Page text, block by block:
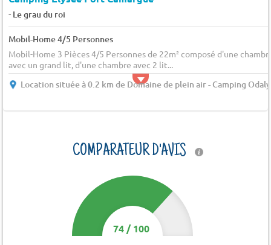
- Le grau du roi
Mobil-Home 4/5 Personnes
Mobil-Home 3 Pièces 4/5 Personnes de 22m² composé d'une
avec un grand lit, d'une chambre avec 2 lit...
Location située à 0.2 km de Domaine de plein air - Camping
COMPARATEUR D'AVIS
74/100